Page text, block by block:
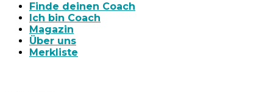
Finde deinen Coach
Ich bin Coach
Magazin
Über uns
Merkliste